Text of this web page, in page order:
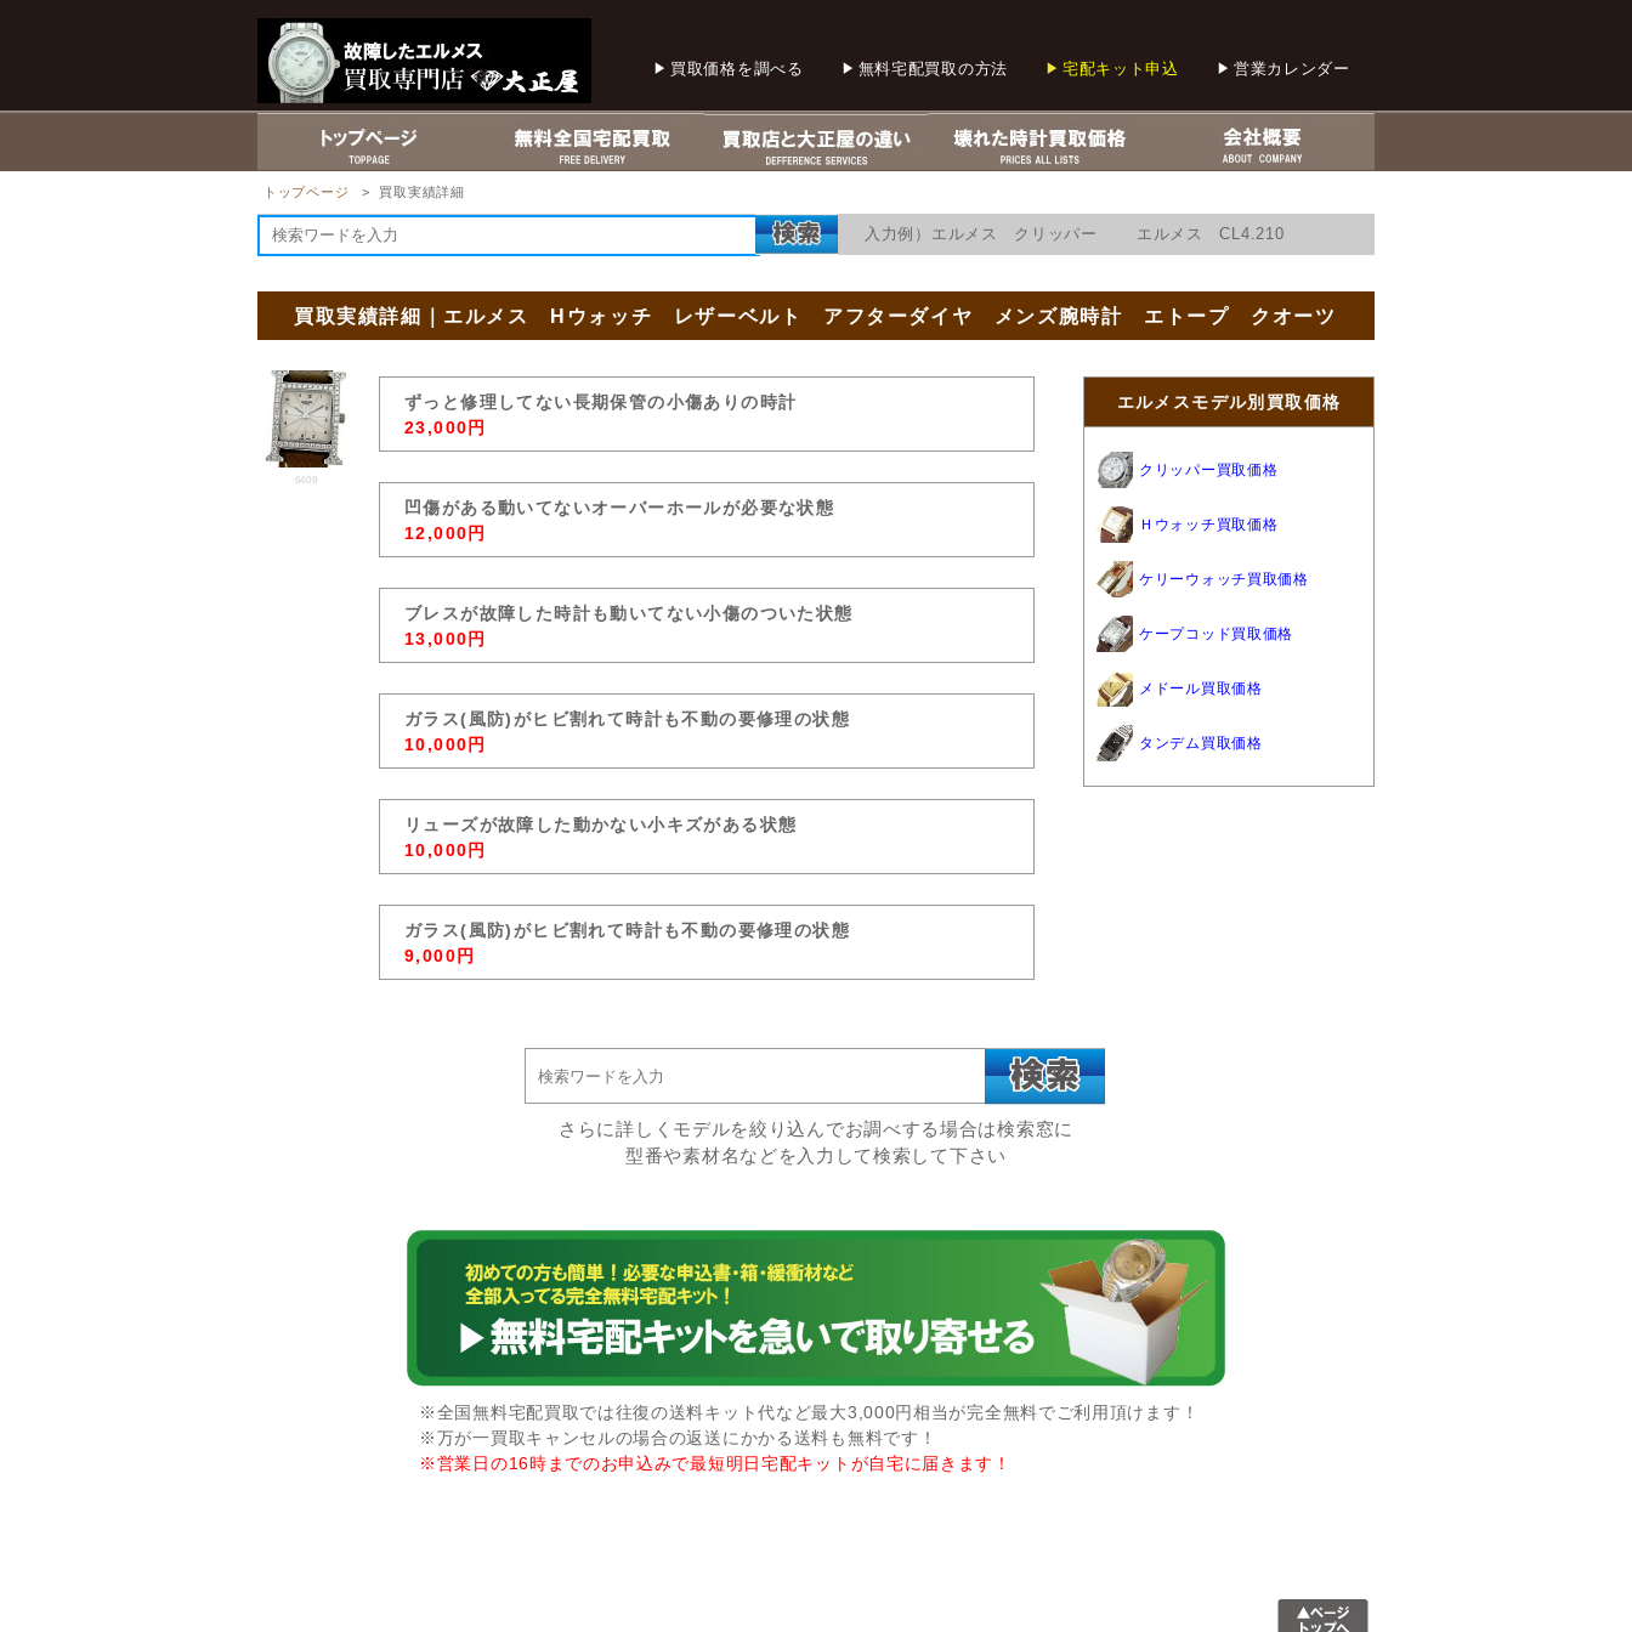
買取価格を調べる 無料宅配買取の方法 宅配キット申込 営業カレンダー
トップページ > 買取実績詳細
入力例）エルメス クリッパー エルメス CL4.210
買取実績詳細｜エルメス Hウォッチ レザーベルト アフターダイヤ メンズ腕時計 エトープ クオーツ
6409
ずっと修理してない長期保管の小傷ありの時計
23,000円
凹傷がある動いてないオーバーホールが必要な状態
12,000円
ブレスが故障した時計も動いてない小傷のついた状態
13,000円
ガラス(風防)がヒビ割れて時計も不動の要修理の状態
10,000円
リューズが故障した動かない小キズがある状態
10,000円
ガラス(風防)がヒビ割れて時計も不動の要修理の状態
9,000円
エルメスモデル別買取価格
クリッパー買取価格
Ｈウォッチ買取価格
ケリーウォッチ買取価格
ケープコッド買取価格
メドール買取価格
タンデム買取価格
さらに詳しくモデルを絞り込んでお調べする場合は検索窓に
型番や素材名などを入力して検索して下さい
※全国無料宅配買取では往復の送料キット代など最大3,000円相当が完全無料でご利用頂けます！
※万が一買取キャンセルの場合の返送にかかる送料も無料です！
※営業日の16時までのお申込みで最短明日宅配キットが自宅に届きます！